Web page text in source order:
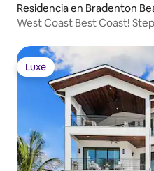
Residencia en Bradenton
West Coast Best Coast!
Luxe
Luxe